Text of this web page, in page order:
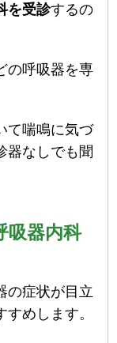
を受診するの
の呼吸器を専
て喘鳴に気づ
器なしでも聞
吸器内科
の症状が目立
めします。